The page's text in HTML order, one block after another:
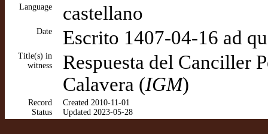
Language castellano
Date Escrito 1407-04-16 ad
Title(s) in
witness
Respuesta del Canciller
Calavera (IGM)
Record
Status
Created 2010-11-01
Updated 2023-05-28